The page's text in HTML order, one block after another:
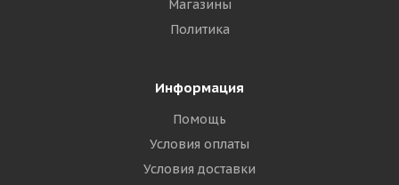
Магазины
Политика
Информация
Помощь
Условия оплаты
Условия доставки